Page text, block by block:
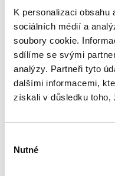
K personalizaci
sociálních médií a
soubory cookie.
sdílíme se svými
analýzy. Partneři tyto
dalšími informacemi,
získali v důsledku toho,
souhlasu
Nutné